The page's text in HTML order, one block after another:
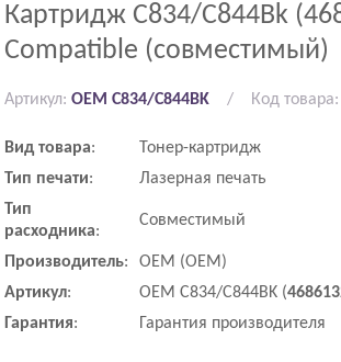
Картридж C834/C844Bk
Compatible (совместимый)
Артикул: OEM C834/C844BK Код товара:
Вид товара:
Тонер-картридж
Тип печати:
Лазерная печать
Тип
расходника:
Совместимый
Производитель:
OEM (ОЕМ)
Артикул: OEM C834/C844BK (
Гарантия: Гарантия производителя